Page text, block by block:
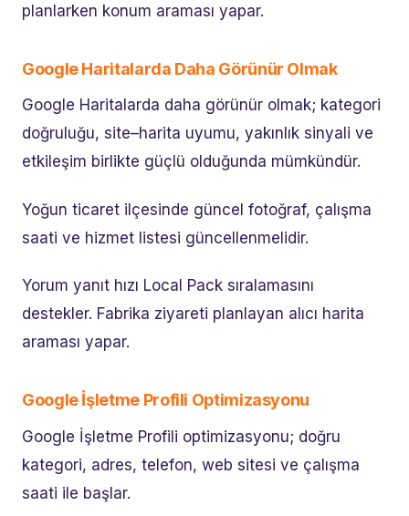
planlarken konum araması yapar.
Google Haritalarda Daha Görünür Olmak
Google Haritalarda daha görünür olmak; kategori
doğruluğu, site–harita uyumu, yakınlık sinyali ve
etkileşim birlikte güçlü olduğunda mümkündür.
Yoğun ticaret ilçesinde güncel fotoğraf, çalışma
saati ve hizmet listesi güncellenmelidir.
Yorum yanıt hızı Local Pack sıralamasını
destekler. Fabrika ziyareti planlayan alıcı harita
araması yapar.
Google İşletme Profili Optimizasyonu
Google İşletme Profili optimizasyonu; doğru
kategori, adres, telefon, web sitesi ve çalışma
saati ile başlar.